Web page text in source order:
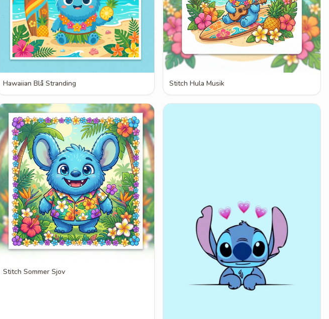
Hawaiian Blå Stranding Stitch Hula Musik
Stitch Sommer Sjov